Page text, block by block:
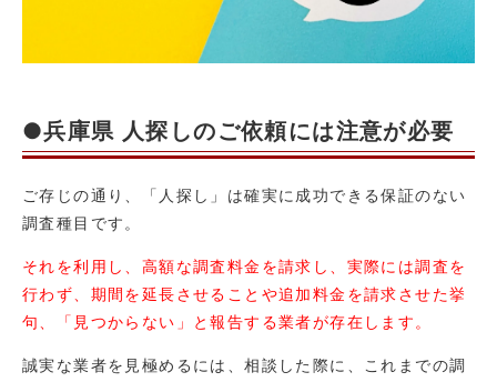
●兵庫県 人探しのご依頼には注意が必要
ご存じの通り、「人探し」は確実に成功できる保証のない
調査種目です。
それを利用し、高額な調査料金を請求し、実際には調査を
行わず、期間を延長させることや追加料金を請求させた挙
句、「見つからない」と報告する業者が存在します。
誠実な業者を見極めるには、相談した際に、これまでの調